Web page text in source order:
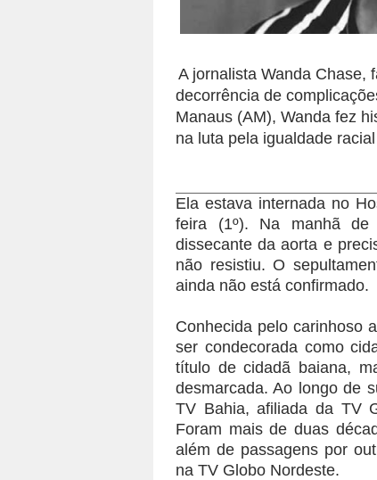
A jornalista Wanda Chase,
decorrência de
Manaus (AM), Wanda fez
na luta pela igualdade
Ela estava internada no
feira (1º). Na manhã de
dissecante da aorta e
não resistiu. O
ainda não está confirmado.
Conhecida pelo carinhoso
ser condecorada como
título de cidadã baiana,
desmarcada. Ao longo de
TV Bahia, afiliada da TV
Foram mais de duas
além de passagens por
na TV Globo Nordeste.